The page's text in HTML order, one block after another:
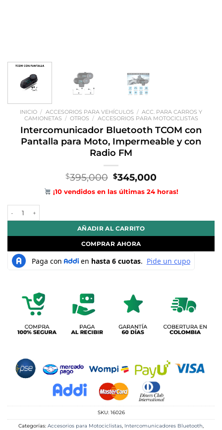
INICIO / ACCESORIOS PARA VEHÍCULOS / ACC. PARA CARROS Y
CAMIONETAS / OTROS / ACCESORIOS PARA MOTOCICLISTAS
Intercomunicador Bluetooth TCOM con
Pantalla para Moto, Impermeable y con
Radio FM
$395,000 El
precio
original
$345,000El
precio
actual
¡10 vendidos en las últimas 24 horas!
AÑADIR AL CARRITO
COMPRAR AHORA
SKU: 16026
Categorías: Accesorios para Motociclistas, Intercomunicadores Bluetooth,